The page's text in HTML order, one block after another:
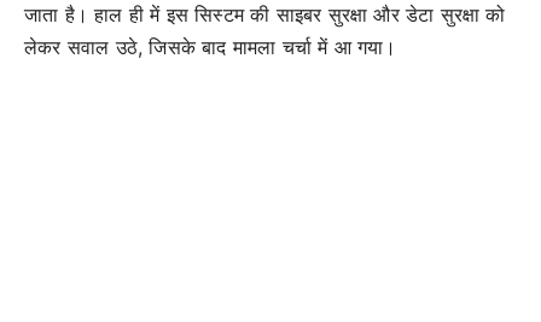
जाता है। हाल ही में इस सिस्टम की साइबर सुरक्षा और डेटा सुरक्षा को
लेकर सवाल उठे, जिसके बाद मामला चर्चा में आ गया।